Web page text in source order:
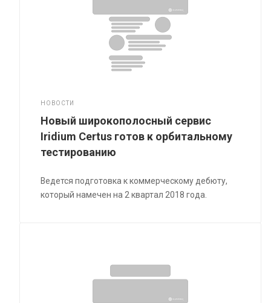
НОВОСТИ
Новый широкополосный сервис
Iridium Certus готов к орбитальному
тестированию
Ведется подготовка к коммерческому дебюту,
который намечен на 2 квартал 2018 года.